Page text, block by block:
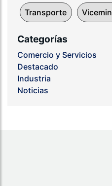
Transporte
Categorías
Comercio y Servicios
Destacado
Industria
Noticias